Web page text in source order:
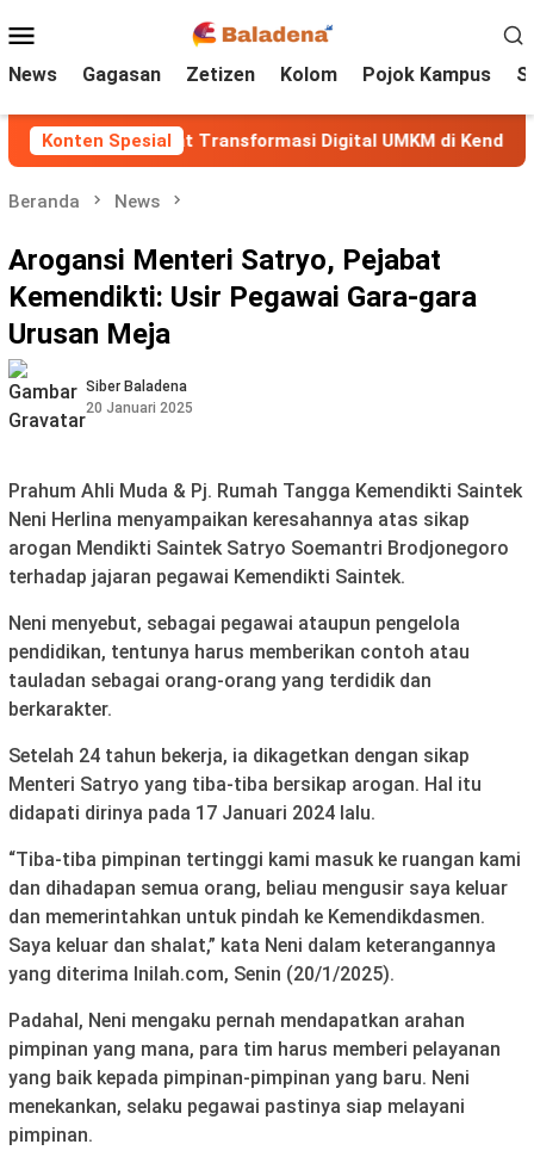
ke
kontenMobile
News Gagasan Zetizen Kolom Pojok Kampus
Konten Spesial
Perkuat Transformasi Digital UMKM di Kendal
Beranda News
Arogansi Menteri Satryo, Pejabat
Kemendikti: Usir Pegawai Gara-gara
Urusan Meja
Siber Baladena
20 Januari 2025
Prahum Ahli Muda & Pj. Rumah Tangga Kemendikti Saintek
Neni Herlina menyampaikan keresahannya atas sikap
arogan Mendikti Saintek Satryo Soemantri Brodjonegoro
terhadap jajaran pegawai Kemendikti Saintek.
Neni menyebut, sebagai pegawai ataupun pengelola
pendidikan, tentunya harus memberikan contoh atau
tauladan sebagai orang-orang yang terdidik dan
berkarakter.
Setelah 24 tahun bekerja, ia dikagetkan dengan sikap
Menteri Satryo yang tiba-tiba bersikap arogan. Hal itu
didapati dirinya pada 17 Januari 2024 lalu.
“Tiba-tiba pimpinan tertinggi kami masuk ke ruangan kami
dan dihadapan semua orang, beliau mengusir saya keluar
dan memerintahkan untuk pindah ke Kemendikdasmen.
Saya keluar dan shalat,” kata Neni dalam keterangannya
yang diterima Inilah.com, Senin (20/1/2025).
Padahal, Neni mengaku pernah mendapatkan arahan
pimpinan yang mana, para tim harus memberi pelayanan
yang baik kepada pimpinan-pimpinan yang baru. Neni
menekankan, selaku pegawai pastinya siap melayani
pimpinan.